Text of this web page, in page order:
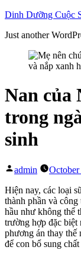
Skip
content
Dinh Dưỡng Cuộc
Just another
Nan của
trong
sinh
Posted
admin
Hiện nay, các loại
thành phần và
hầu như không thể
trường hợp đặc biệt
phương án thay thế
để con bổ sung chất